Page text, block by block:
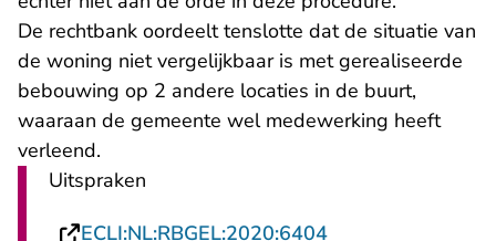
De rechtbank oordeelt tenslotte dat de situatie van
de woning niet vergelijkbaar is met gerealiseerde
bebouwing op 2 andere locaties in de buurt,
waaraan de gemeente wel medewerking heeft
verleend.
Uitspraken
ECLI:NL:RBGEL:2020:6404- U verlaat